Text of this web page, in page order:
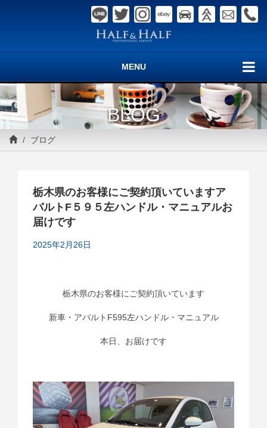
MENU
BLOG
ブログ
栃木県のお客様にご契約頂いていますア
バルトF５９５左ハンドル・マニュアルお
届けです
2025年2月26日
栃木県のお客様にご契約頂いています
新車・アバルトF595左ハンドル・マニュアル
本日、お届けです